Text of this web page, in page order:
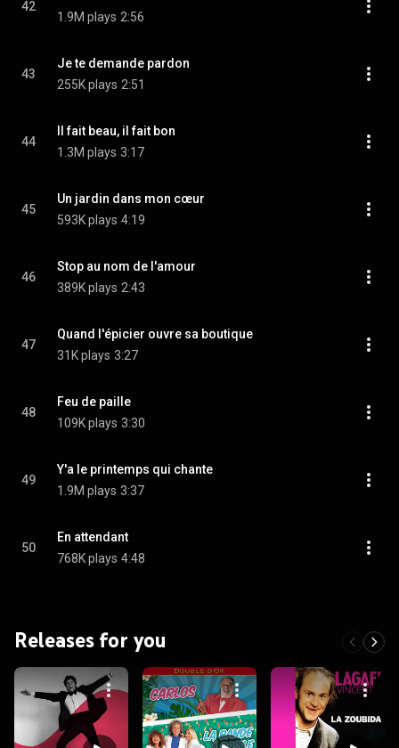
42
1.9M plays 2:56
43
Je te demande pardon
255K plays 2:51
44
Il fait beau, il fait bon
1.3M plays 3:17
45
Un jardin dans mon cœur
593K plays 4:19
46
Stop au nom de l'amour
389K plays 2:43
47
Quand l'épicier ouvre sa boutique
31K plays 3:27
48
Feu de paille
109K plays 3:30
49
Y'a le printemps qui chante
1.9M plays 3:37
50
En attendant
768K plays 4:48
Releases for you